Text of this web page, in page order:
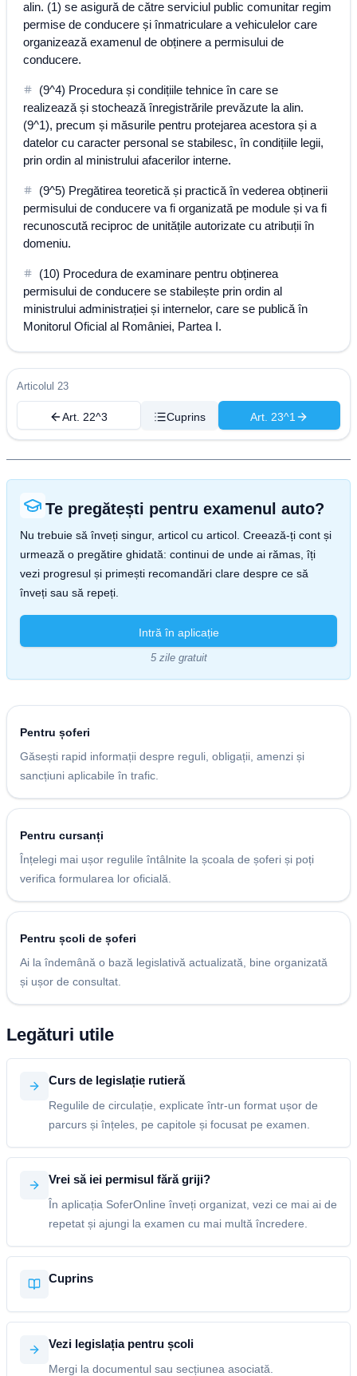
alin. (1) se asigură de către serviciul public comunitar regim
permise de conducere și înmatriculare a vehiculelor care
organizează examenul de obținere a permisului de
conducere.
(9^4) Procedura și condițiile tehnice în care se
realizează și stochează înregistrările prevăzute la alin.
(9^1), precum și măsurile pentru protejarea acestora și a
datelor cu caracter personal se stabilesc, în condițiile legii,
prin ordin al ministrului afacerilor interne.
(9^5) Pregătirea teoretică și practică în vederea obținerii
permisului de conducere va fi organizată pe module și va fi
recunoscută reciproc de unitățile autorizate cu atribuții în
domeniu.
(10) Procedura de examinare pentru obținerea
permisului de conducere se stabilește prin ordin al
ministrului administrației și internelor, care se publică în
Monitorul Oficial al României, Partea I.
Articolul 23
Art. 22^3 Cuprins Art. 23^1
Te pregătești pentru examenul auto?
Nu trebuie să înveți singur, articol cu articol. Creează-ți cont și
urmează o pregătire ghidată: continui de unde ai rămas, îți
vezi progresul și primești recomandări clare despre ce să
înveți sau să repeți.
Intră în aplicație
5 zile gratuit
Pentru șoferi
Găsești rapid informații despre reguli, obligații, amenzi și
sancțiuni aplicabile în trafic.
Pentru cursanți
Înțelegi mai ușor regulile întâlnite la școala de șoferi și poți
verifica formularea lor oficială.
Pentru școli de șoferi
Ai la îndemână o bază legislativă actualizată, bine organizată
și ușor de consultat.
Legături utile
Curs de legislație rutieră
Regulile de circulație, explicate într-un format ușor de
parcurs și înțeles, pe capitole și focusat pe examen.
Vrei să iei permisul fără griji?
În aplicația SoferOnline înveți organizat, vezi ce mai ai de
repetat și ajungi la examen cu mai multă încredere.
Cuprins
Vezi legislația pentru școli
Mergi la documentul sau secțiunea asociată.